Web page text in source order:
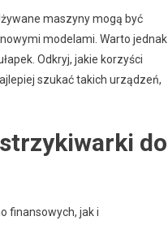
maszyny mogą być
modelami. Warto jednak
Odkryj, jakie korzyści
szukać takich urządzeń,
do
finansowych, jak i